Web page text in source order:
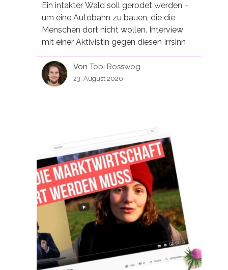
Ein intakter Wald soll gerodet werden –
um eine Autobahn zu bauen, die die
Menschen dort nicht wollen. Interview
mit einer Aktivistin gegen diesen Irrsinn
VonTobi Rosswog
23. August 2020